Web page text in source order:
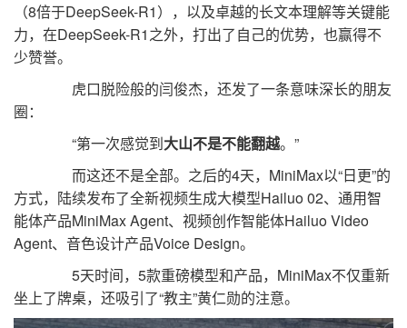
（8倍于DeepSeek-R1），以及卓越的长文本理解等关键能
力，在DeepSeek-R1之外，打出了自己的优势，也赢得不
少赞誉。
虎口脱险般的闫俊杰，还发了一条意味深长的朋友
圈：
“第一次感觉到大山不是不能翻越。”
而这还不是全部。之后的4天，MiniMax以“日更”的
方式，陆续发布了全新视频生成大模型Hailuo 02、通用智
能体产品MiniMax Agent、视频创作智能体Hailuo Video
Agent、音色设计产品Voice Design。
5天时间，5款重磅模型和产品，MiniMax不仅重新
坐上了牌桌，还吸引了“教主”黄仁勋的注意。